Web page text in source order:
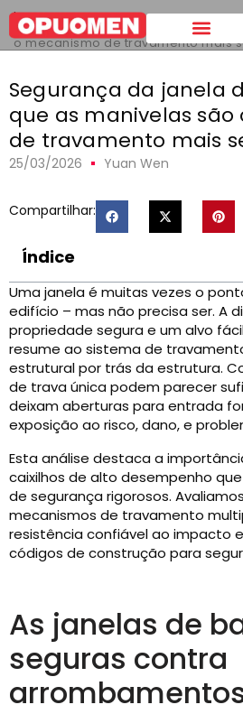
Lar >
Segurança da janela de batente:
o mecanismo de travamento mais
Segurança da janela
que as manivelas
de travamento mais
25/03/2026 Yuan Wen
Compartilhar:
Índice
Uma janela é muitas vezes o
edifício – mas não precisa ser. A
propriedade segura e um alvo
resume ao sistema de
estrutural por trás da estrutura.
de trava única podem parecer
deixam aberturas para entrada
exposição ao risco, dano, e
Esta análise destaca a
caixilhos de alto desempenho
de segurança rigorosos.
mecanismos de travamento
resistência confiável ao impacto
códigos de construção para
As janelas de
seguras contra